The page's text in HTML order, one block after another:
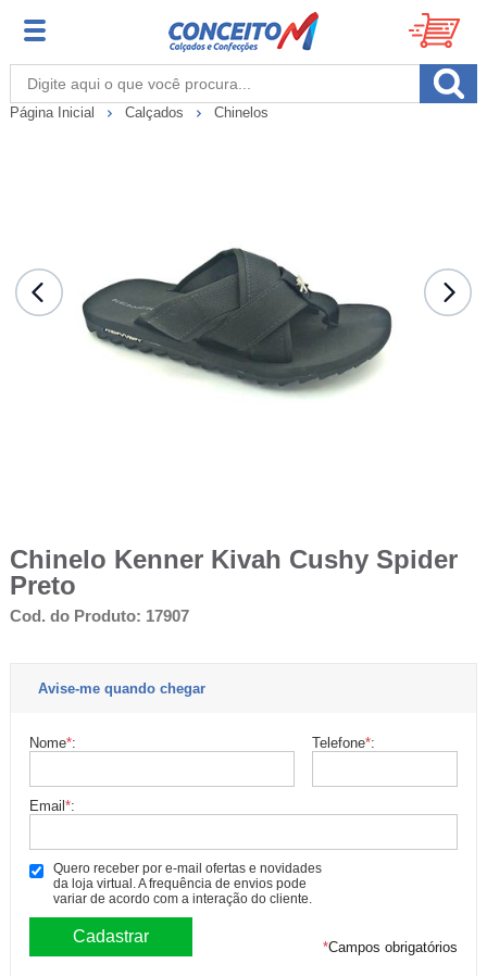
Página Inicial Calçados Chinelos
Chinelo Kenner Kivah Cushy Spider
Preto
Cod. do Produto: 17907
Avise-me quando chegar
Nome*: Telefone*:
Email*:
Quero receber por e-mail ofertas e novidades
da loja virtual. A frequência de envios pode
variar de acordo com a interação do cliente.
*Campos obrigatórios